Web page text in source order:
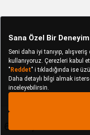
6.866,60 TL